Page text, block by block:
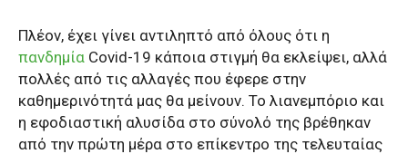
Πλέον, έχει γίνει αντιληπτό από όλους ότι η
πανδημία Covid-19 κάποια στιγμή θα εκλείψει, αλλά
πολλές από τις αλλαγές που έφερε στην
καθημερινότητά μας θα μείνουν. Το λιανεμπόριο και
η εφοδιαστική αλυσίδα στο σύνολό της βρέθηκαν
από την πρώτη μέρα στο επίκεντρο της τελευταίας